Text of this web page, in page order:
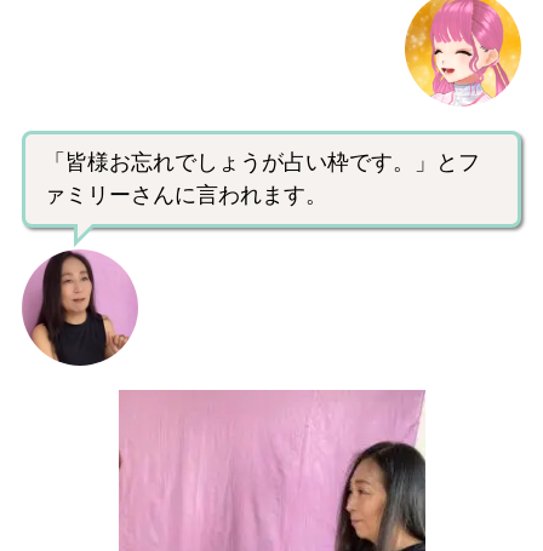
「皆様お忘れでしょうが占い枠です。」とフ
ァミリーさんに言われます。